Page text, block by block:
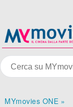
MYmovies ONE »